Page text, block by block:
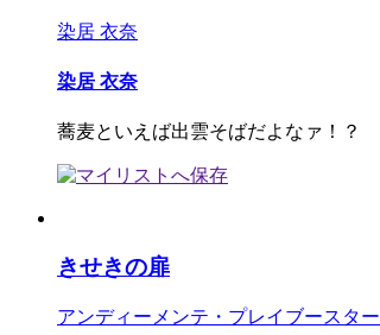
染居 衣奈
染居 衣奈
蕎麦といえば出雲そばだよなァ！？
きせきの扉
アンディーメンテ・プレイブースター